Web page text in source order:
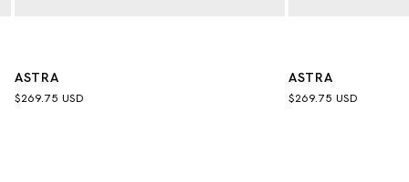
ASTRA
$269.75 USD
ASTRA
$269.75 USD